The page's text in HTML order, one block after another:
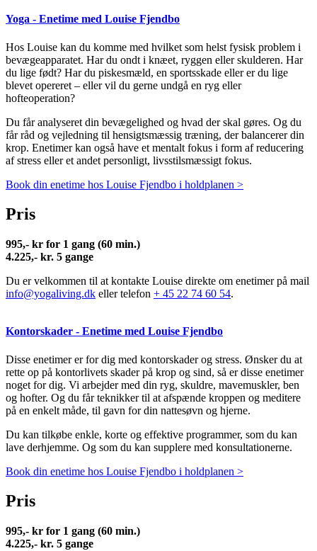
Yoga - Enetime med Louise Fjendbo
Hos Louise kan du komme med hvilket som helst fysisk problem i
bevægeapparatet. Har du ondt i knæet, ryggen eller skulderen. Har
du lige født? Har du piskesmæld, en sportsskade eller er du lige
blevet opereret – eller vil du gerne undgå en ryg eller
hofteoperation?
Du får analyseret din bevægelighed og hvad der skal gøres. Og du
får råd og vejledning til hensigtsmæssig træning, der balancerer din
krop. Enetimer kan også have et mentalt fokus i form af reducering
af stress eller et andet personligt, livsstilsmæssigt fokus.
Book din enetime hos Louise Fjendbo i holdplanen >
Pris
995,- kr for 1 gang (60 min.)
4.225,- kr. 5 gange
Du er velkommen til at kontakte Louise direkte om enetimer på mail
info@yogaliving.dk eller telefon + 45 22 74 60 54.
Kontorskader - Enetime med Louise Fjendbo
Disse enetimer er for dig med kontorskader og stress. Ønsker du at
rette op på kontorlivets skader på krop og sind, så er disse enetimer
noget for dig. Vi arbejder med din ryg, skuldre, mavemuskler, ben
og hofter. Og du får teknikker til at afspænde kroppen og meditere
på en enkelt måde, til gavn for din nattesøvn og hjerne.
Du kan tilkøbe enkle, korte og effektive programmer, som du kan
lave derhjemme. Og som du kan supplere med konsultationerne.
Book din enetime hos Louise Fjendbo i holdplanen >
Pris
995,- kr for 1 gang (60 min.)
4.225,- kr. 5 gange